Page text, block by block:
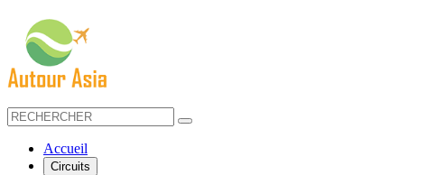
Accueil
Circuits